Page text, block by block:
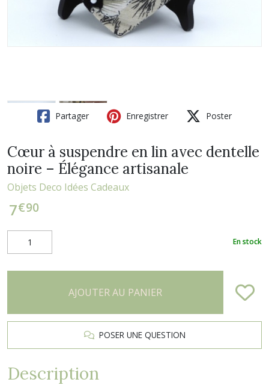
Partager Enregistrer Poster
Cœur à suspendre en lin avec dentelle
noire – Élégance artisanale
Objets Deco Idées Cadeaux
7€90
En stock
AJOUTER AU PANIER
POSER UNE QUESTION
Description